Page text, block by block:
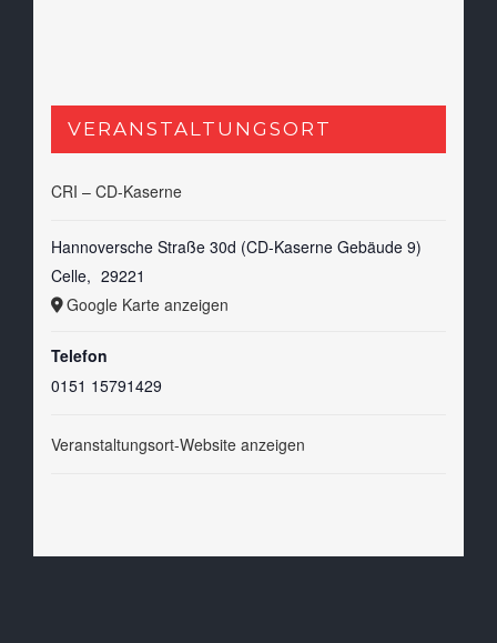
VERANSTALTUNGSORT
CRI – CD-Kaserne
Hannoversche Straße 30d (CD-Kaserne Gebäude 9)
Celle, 29221
Google Karte anzeigen
Telefon
0151 15791429
Veranstaltungsort-Website anzeigen